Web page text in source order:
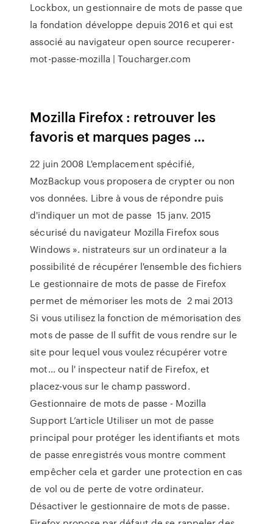
Lockbox, un gestionnaire de mots de passe que
la fondation développe depuis 2016 et qui est
associé au navigateur open source recuperer-
mot-passe-mozilla | Toucharger.com
Mozilla Firefox : retrouver les
favoris et marques pages ...
22 juin 2008 L'emplacement spécifié,
MozBackup vous proposera de crypter ou non
vos données. Libre à vous de répondre puis
d'indiquer un mot de passe 15 janv. 2015
sécurisé du navigateur Mozilla Firefox sous
Windows ». nistrateurs sur un ordinateur a la
possibilité de récupérer l'ensemble des fichiers
Le gestionnaire de mots de passe de Firefox
permet de mémoriser les mots de 2 mai 2013
Si vous utilisez la fonction de mémorisation des
mots de passe de Il suffit de vous rendre sur le
site pour lequel vous voulez récupérer votre
mot… ou l' inspecteur natif de Firefox, et
placez-vous sur le champ password.
Gestionnaire de mots de passe - Mozilla
Support L’article Utiliser un mot de passe
principal pour protéger les identifiants et mots
de passe enregistrés vous montre comment
empêcher cela et garder une protection en cas
de vol ou de perte de votre ordinateur.
Désactiver le gestionnaire de mots de passe.